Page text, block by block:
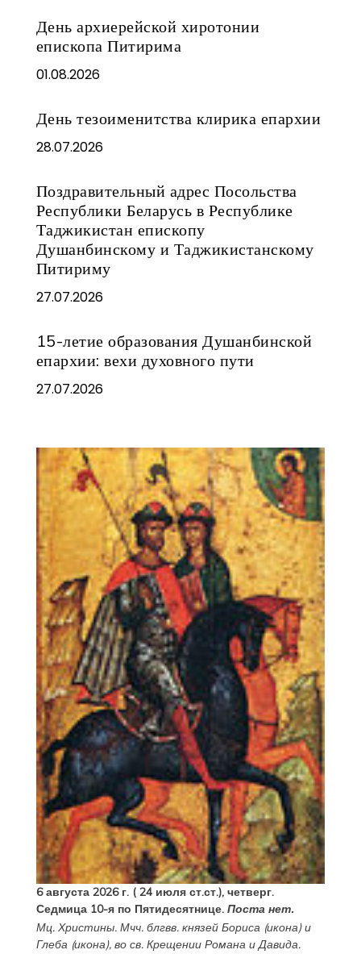
День архиерейской хиротонии
епископа Питирима
01.08.2026
День тезоименитства клирика епархии
28.07.2026
Поздравительный адрес Посольства
Республики Беларусь в Республике
Таджикистан епископу
Душанбинскому и Таджикистанскому
Питириму
27.07.2026
15-летие образования Душанбинской
епархии: вехи духовного пути
27.07.2026
6 августа 2026 г. ( 24 июля ст.ст.), четверг.
Седмица 10-я по Пятидесятнице. Поста нет.
Мц. Христины. Мчч. блгвв. князей Бориса(икона) и
Глеба(икона), во св. Крещении Романа и Давида.